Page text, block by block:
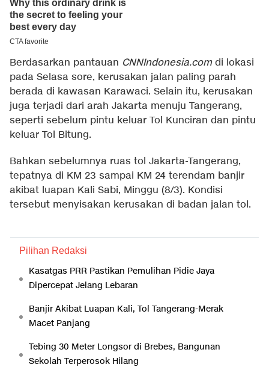
Berdasarkan pantauan CNNIndonesia.comdi lokasi
pada Selasa sore, kerusakan jalan paling parah
berada di kawasan Karawaci. Selain itu, kerusakan
juga terjadi dari arah Jakarta menuju Tangerang,
seperti sebelum pintu keluar Tol Kunciran dan pintu
keluar Tol Bitung.
Bahkan sebelumnya ruas tol Jakarta-Tangerang,
tepatnya di KM 23 sampai KM 24 terendam banjir
akibat luapan Kali Sabi, Minggu (8/3). Kondisi
tersebut menyisakan kerusakan di badan jalan tol.
Pilihan Redaksi
Kasatgas PRR Pastikan Pemulihan Pidie Jaya
Dipercepat Jelang Lebaran
Banjir Akibat Luapan Kali, Tol Tangerang-Merak
Macet Panjang
Tebing 30 Meter Longsor di Brebes, Bangunan
Sekolah Terperosok Hilang